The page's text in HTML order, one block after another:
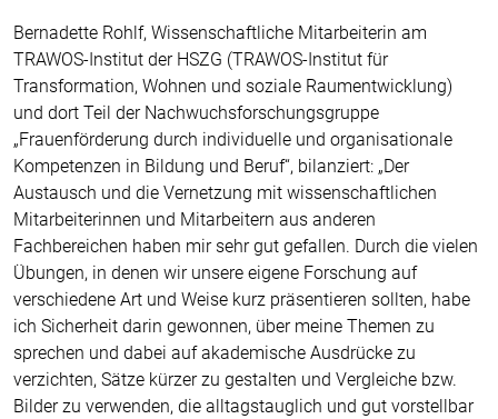
Bernadette Rohlf, Wissenschaftliche Mitarbeiterin am
TRAWOS-Institut der HSZG (TRAWOS-Institut für
Transformation, Wohnen und soziale Raumentwicklung)
und dort Teil der Nachwuchsforschungsgruppe
„Frauenförderung durch individuelle und organisationale
Kompetenzen in Bildung und Beruf“, bilanziert: „Der
Austausch und die Vernetzung mit wissenschaftlichen
Mitarbeiterinnen und Mitarbeitern aus anderen
Fachbereichen haben mir sehr gut gefallen. Durch die vielen
Übungen, in denen wir unsere eigene Forschung auf
verschiedene Art und Weise kurz präsentieren sollten, habe
ich Sicherheit darin gewonnen, über meine Themen zu
sprechen und dabei auf akademische Ausdrücke zu
verzichten, Sätze kürzer zu gestalten und Vergleiche bzw.
Bilder zu verwenden, die alltagstauglich und gut vorstellbar